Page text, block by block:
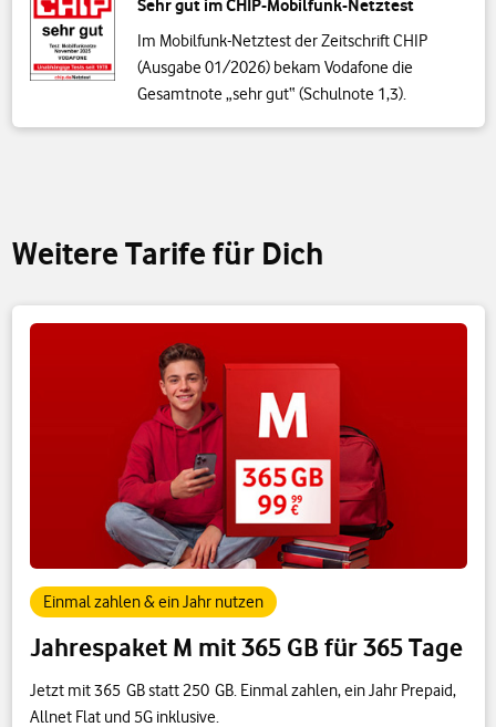
Sehr gut im CHIP-Mobilfunk-Netztest
Im Mobilfunk-Netztest der Zeitschrift CHIP
(Ausgabe 01/2026) bekam Vodafone die
Gesamtnote „sehr gut“ (Schulnote 1,3).
Weitere Tarife für Dich
Jahrespaket M mit 365 GB für 365 Tage
Einmal zahlen & ein Jahr nutzen
Jetzt mit 365 GB statt 250 GB. Einmal zahlen, ein Jahr Prepaid,
Allnet Flat und 5G inklusive.